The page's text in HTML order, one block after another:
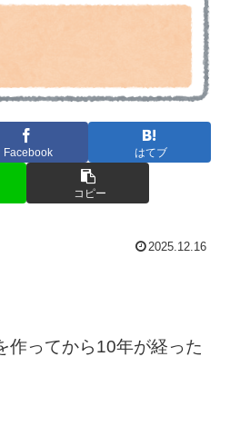
Facebook はてブ
コピー
2025.12.16
作ってから10年が経った